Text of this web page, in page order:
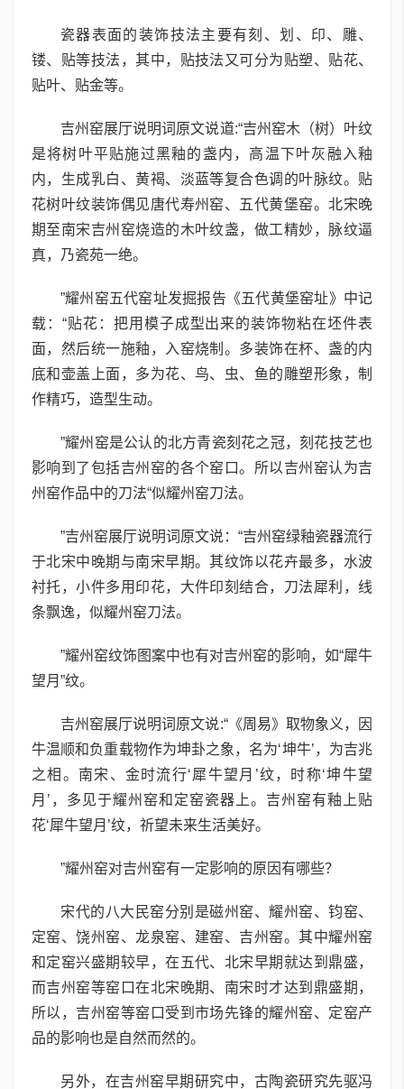
瓷器表面的装饰技法主要有刻、划、印、雕、
镂、贴等技法，其中，贴技法又可分为贴塑、贴花、
贴叶、贴金等。
吉州窑展厅说明词原文说道:“吉州窑木（树）叶纹
是将树叶平贴施过黑釉的盏内，高温下叶灰融入釉
内，生成乳白、黄褐、淡蓝等复合色调的叶脉纹。贴
花树叶纹装饰偶见唐代寿州窑、五代黄堡窑。北宋晚
期至南宋吉州窑烧造的木叶纹盏，做工精妙，脉纹逼
真，乃瓷苑一绝。
”耀州窑五代窑址发掘报告《五代黄堡窑址》中记
载：“贴花：把用模子成型出来的装饰物粘在坯件表
面，然后统一施釉，入窑烧制。多装饰在杯、盏的内
底和壶盖上面，多为花、鸟、虫、鱼的雕塑形象，制
作精巧，造型生动。
”耀州窑是公认的北方青瓷刻花之冠，刻花技艺也
影响到了包括吉州窑的各个窑口。所以吉州窑认为吉
州窑作品中的刀法“似耀州窑刀法。
”吉州窑展厅说明词原文说：“吉州窑绿釉瓷器流行
于北宋中晚期与南宋早期。其纹饰以花卉最多，水波
衬托，小件多用印花，大件印刻结合，刀法犀利，线
条飘逸，似耀州窑刀法。
”耀州窑纹饰图案中也有对吉州窑的影响，如“犀牛
望月”纹。
吉州窑展厅说明词原文说:“《周易》取物象义，因
牛温顺和负重载物作为坤卦之象，名为‘坤牛’，为吉兆
之相。南宋、金时流行‘犀牛望月’纹，时称‘坤牛望
月’，多见于耀州窑和定窑瓷器上。吉州窑有釉上贴
花‘犀牛望月’纹，祈望未来生活美好。
”耀州窑对吉州窑有一定影响的原因有哪些？
宋代的八大民窑分别是磁州窑、耀州窑、钧窑、
定窑、饶州窑、龙泉窑、建窑、吉州窑。其中耀州窑
和定窑兴盛期较早，在五代、北宋早期就达到鼎盛，
而吉州窑等窑口在北宋晚期、南宋时才达到鼎盛期，
所以，吉州窑等窑口受到市场先锋的耀州窑、定窑产
品的影响也是自然而然的。
另外，在吉州窑早期研究中，古陶瓷研究先驱冯